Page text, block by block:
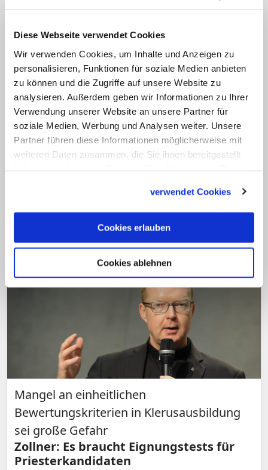
Diese Webseite verwendet Cookies
Wir verwenden Cookies, um Inhalte und Anzeigen zu
personalisieren, Funktionen für soziale Medien anbieten
zu können und die Zugriffe auf unsere Website zu
analysieren. Außerdem geben wir Informationen zu Ihrer
Verwendung unserer Website an unsere Partner für
soziale Medien, Werbung und Analysen weiter. Unsere
Partner führen diese Informationen möglicherweise mit
weiteren Daten zusammen, die Sie ihnen bereitgestellt
verwendet Cookies
Cookies erlauben
Cookies ablehnen
vor Missbrauch der Päpstlichen
Universität Gregoriana. Am Freitag
wurde bekannt, dass er zukünftig auch
die diözesane Fachstelle für Kinderschutz
im Bistum Rom beraten wird. Der
deutsche Theologe und approbierte
Psychotherapeut gilt international als
Minderjährigen in der katholischen
Kirche. (tmg/KNA)
Mangel an einheitlichen
Bewertungskriterien in Klerusausbildung
sei große Gefahr
Zollner: Es braucht Eignungstests für
Priesterkandidaten